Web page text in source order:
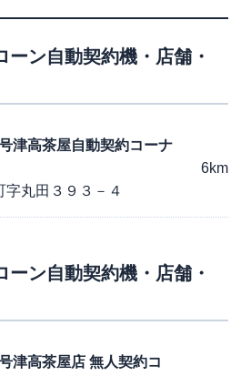
ーン自動契約機・店舗・
津高茶屋自動契約コーナ
字丸田３９３－４
6km
ーン自動契約機・店舗・
津高茶屋店 無人契約コ